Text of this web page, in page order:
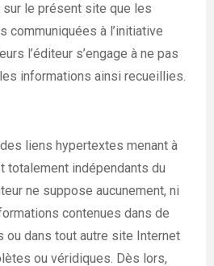
sur le présent site que les
communiquées à l’initiative
l’éditeur s’engage à ne pas
informations ainsi recueillies.
liens hypertextes menant à
totalement indépendants du
ne suppose aucunement, ni
contenues dans de
dans tout autre site Internet
ou véridiques. Dès lors,